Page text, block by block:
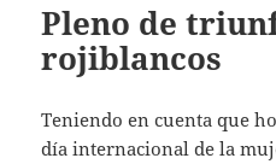
Pleno de
rojiblancos
Teniendo en cuenta que
día internacional de la